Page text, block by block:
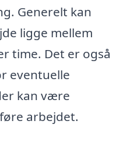
Generelt kan
ligge mellem
time. Det er også
eventuelle
kan være
arbejdet.